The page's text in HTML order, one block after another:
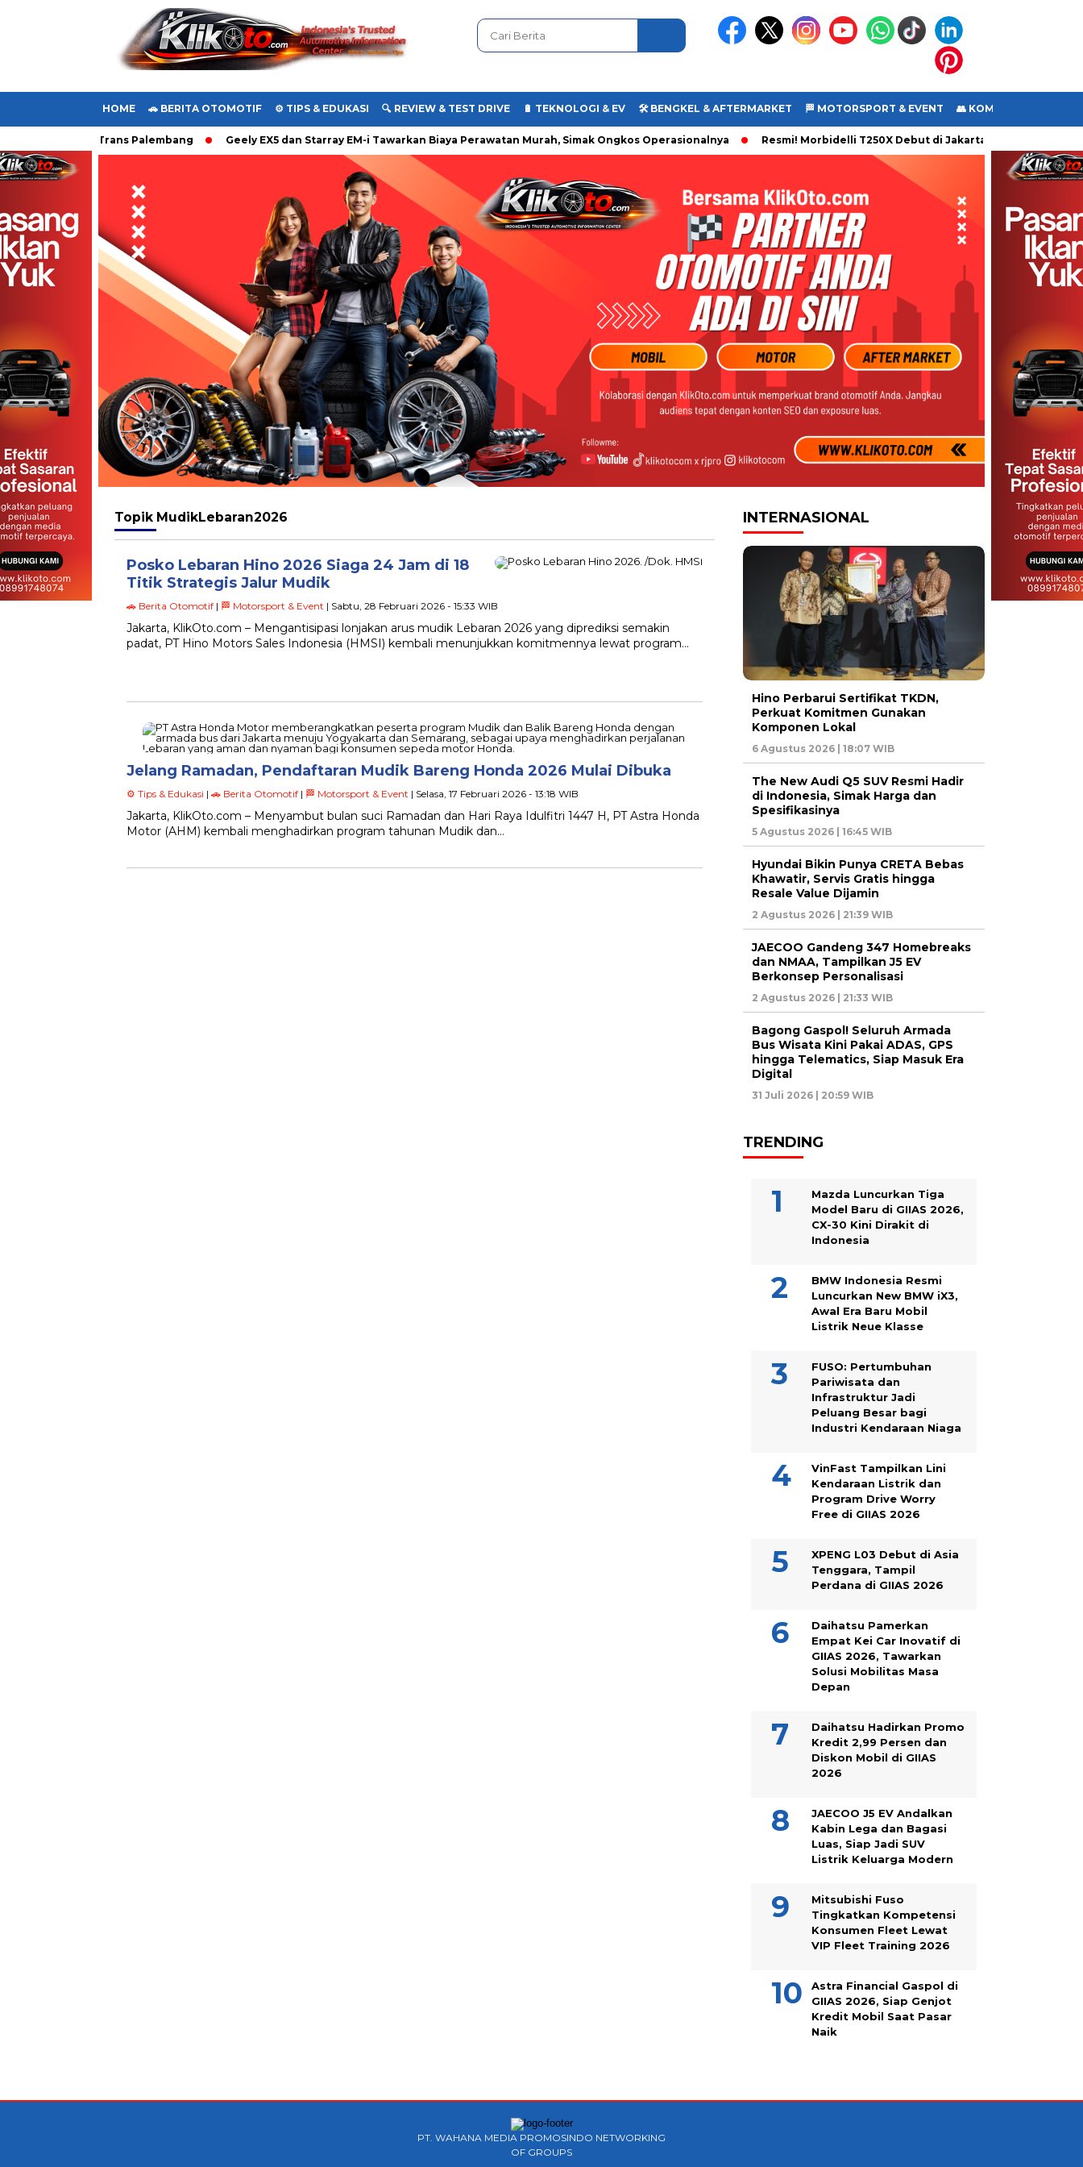
HOME 🚗 BERITA OTOMOTIF ⚙️ TIPS & EDUKASI 🔍 REVIEW & TEST DRIVE 🔋 TEKNOLOGI & EV 🛠️ BENGKEL & AFTERMARKET 🏁 MOTORSPORT & EVENT 👥 KOMUNITAS
ke Laskad Trans Palembang Geely EX5 dan Starray EM-i Tawarkan Biaya Perawatan Murah, Simak Ongkos Operasionalnya Resmi! Morbidelli T250X Debut di Jakarta Fair 2026, Motor
Topik MudikLebaran2026
Posko Lebaran Hino 2026 Siaga 24 Jam di 18
Titik Strategis Jalur Mudik
🚗 Berita Otomotif | 🏁 Motorsport & Event | Sabtu, 28 Februari 2026 - 15:33 WIB
Jakarta, KlikOto.com – Mengantisipasi lonjakan arus mudik Lebaran 2026 yang diprediksi semakin
padat, PT Hino Motors Sales Indonesia (HMSI) kembali menunjukkan komitmennya lewat program…
Jelang Ramadan, Pendaftaran Mudik Bareng Honda 2026 Mulai Dibuka
⚙️ Tips & Edukasi | 🚗 Berita Otomotif | 🏁 Motorsport & Event | Selasa, 17 Februari 2026 - 13:18 WIB
Jakarta, KlikOto.com – Menyambut bulan suci Ramadan dan Hari Raya Idulfitri 1447 H, PT Astra Honda
Motor (AHM) kembali menghadirkan program tahunan Mudik dan…
INTERNASIONAL
Hino Perbarui Sertifikat TKDN,
Perkuat Komitmen Gunakan
Komponen Lokal
6 Agustus 2026 | 18:07 WIB
The New Audi Q5 SUV Resmi Hadir
di Indonesia, Simak Harga dan
Spesifikasinya
5 Agustus 2026 | 16:45 WIB
Hyundai Bikin Punya CRETA Bebas
Khawatir, Servis Gratis hingga
Resale Value Dijamin
2 Agustus 2026 | 21:39 WIB
JAECOO Gandeng 347 Homebreaks
dan NMAA, Tampilkan J5 EV
Berkonsep Personalisasi
2 Agustus 2026 | 21:33 WIB
Bagong Gaspol! Seluruh Armada
Bus Wisata Kini Pakai ADAS, GPS
hingga Telematics, Siap Masuk Era
Digital
31 Juli 2026 | 20:59 WIB
TRENDING
Mazda Luncurkan Tiga
Model Baru di GIIAS 2026,
CX-30 Kini Dirakit di
Indonesia
BMW Indonesia Resmi
Luncurkan New BMW iX3,
Awal Era Baru Mobil
Listrik Neue Klasse
FUSO: Pertumbuhan
Pariwisata dan
Infrastruktur Jadi
Peluang Besar bagi
Industri Kendaraan Niaga
VinFast Tampilkan Lini
Kendaraan Listrik dan
Program Drive Worry
Free di GIIAS 2026
XPENG L03 Debut di Asia
Tenggara, Tampil
Perdana di GIIAS 2026
Daihatsu Pamerkan
Empat Kei Car Inovatif di
GIIAS 2026, Tawarkan
Solusi Mobilitas Masa
Depan
Daihatsu Hadirkan Promo
Kredit 2,99 Persen dan
Diskon Mobil di GIIAS
2026
JAECOO J5 EV Andalkan
Kabin Lega dan Bagasi
Luas, Siap Jadi SUV
Listrik Keluarga Modern
Mitsubishi Fuso
Tingkatkan Kompetensi
Konsumen Fleet Lewat
VIP Fleet Training 2026
Astra Financial Gaspol di
GIIAS 2026, Siap Genjot
Kredit Mobil Saat Pasar
Naik
PT. WAHANA MEDIA PROMOSINDO NETWORKING
OF GROUPS